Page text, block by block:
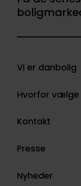
Vi er danbolig
Hvorfor vælge
Kontakt
Presse
Nyheder